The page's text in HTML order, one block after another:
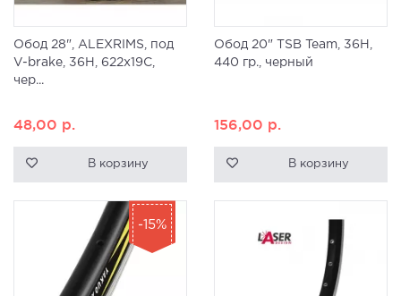
Обод 28", ALEXRIMS, под
V-brake, 36H, 622x19С,
чер...
48,00 р.
В корзину
Обод 20" TSB Team, 36H,
440 гр., черный
156,00 р.
В корзину
-15%